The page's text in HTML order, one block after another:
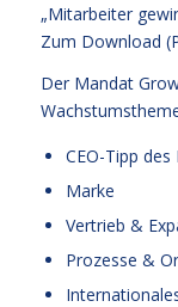
„Mitarbeiter
Zum Download
Der Mandat
CEO-Tipp
Marke
Vertrieb &
Prozesse &